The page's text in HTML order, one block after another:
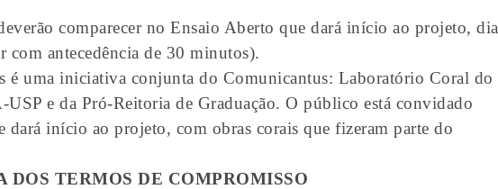
comparecer no Ensaio Aberto que dará início ao projeto, dia
antecedência de 30 minutos).
é uma iniciativa conjunta do Comunicantus: Laboratório Coral do
e da Pró-Reitoria de Graduação. O público está convidado
dará início ao projeto, com obras corais que fizeram parte do
TERMOS DE COMPROMISSO